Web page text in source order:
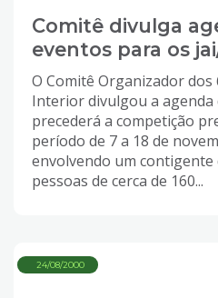
Comitê divulga
eventos para os
O Comitê Organizador dos
Interior divulgou a agenda
precederá a competição
período de 7 a 18 de
envolvendo um contigente
pessoas de cerca de 160...
24/08/2000